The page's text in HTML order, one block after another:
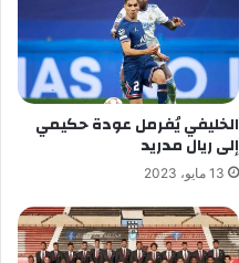
الخليفي يُفرمل عودة حكيمي
إلى ريال مدريد
13 مايو، 2023